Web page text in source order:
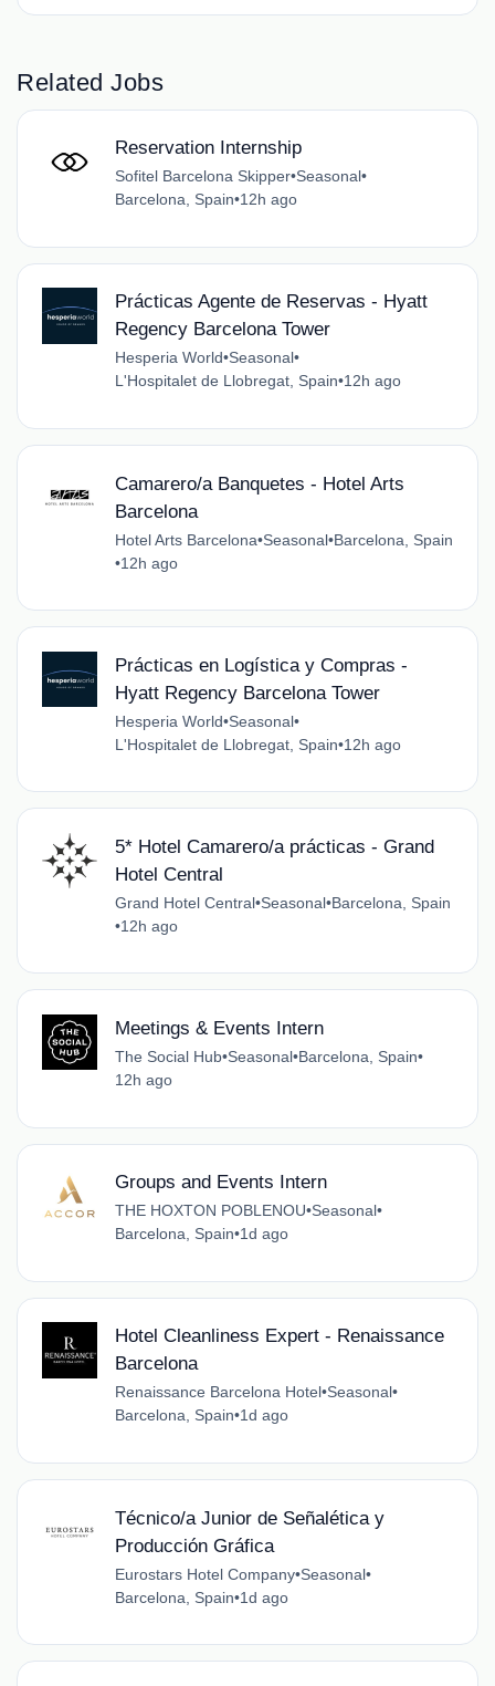
Related Jobs
Reservation Internship
Sofitel Barcelona Skipper•Seasonal•
Barcelona, Spain•12h ago
Prácticas Agente de Reservas - Hyatt
Regency Barcelona Tower
Hesperia World•Seasonal•
L'Hospitalet de Llobregat, Spain•12h ago
Camarero/a Banquetes - Hotel Arts
Barcelona
Hotel Arts Barcelona•Seasonal•Barcelona, Spain
•12h ago
Prácticas en Logística y Compras -
Hyatt Regency Barcelona Tower
Hesperia World•Seasonal•
L'Hospitalet de Llobregat, Spain•12h ago
5* Hotel Camarero/a prácticas - Grand
Hotel Central
Grand Hotel Central•Seasonal•Barcelona, Spain
•12h ago
Meetings & Events Intern
The Social Hub•Seasonal•Barcelona, Spain•
12h ago
Groups and Events Intern
THE HOXTON POBLENOU•Seasonal•
Barcelona, Spain•1d ago
Hotel Cleanliness Expert - Renaissance
Barcelona
Renaissance Barcelona Hotel•Seasonal•
Barcelona, Spain•1d ago
Técnico/a Junior de Señalética y
Producción Gráfica
Eurostars Hotel Company•Seasonal•
Barcelona, Spain•1d ago